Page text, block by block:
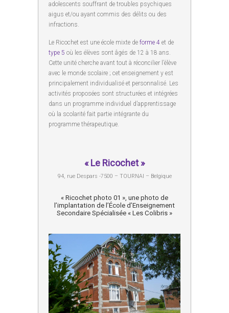
adolescents souffrant de troubles psychiques
aigus et/ou ayant commis des délits ou des
infractions.
Le Ricochet est une école mixte de forme 4 et de
type 5 où les élèves sont âgés de 12 à 18 ans.
Cette unité cherche avant tout à réconcilier l’élève
avec le monde scolaire ; cet enseignement y est
principalement individualisé et personnalisé. Les
activités proposées sont structurées et intégrées
dans un programme individuel d’apprentissage
où la scolarité fait partie intégrante du
programme thérapeutique.
« Le Ricochet »
94, rue Despars -7500 – TOURNAI – Belgique
« Ricochet photo 01 », une photo de
l’implantation de l’École d’Enseignement
Secondaire Spécialisée « Les Colibris »